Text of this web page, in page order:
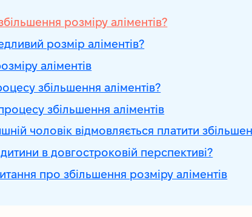
розміру аліментів?
розмір аліментів?
аліментів
збільшення аліментів?
збільшення аліментів
чоловік відмовляється платити
в довгостроковій перспективі?
про збільшення розміру аліментів